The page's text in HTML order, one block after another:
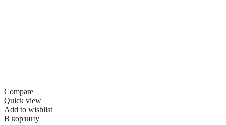
Compare
Quick view
Add to wishlist
В корзину